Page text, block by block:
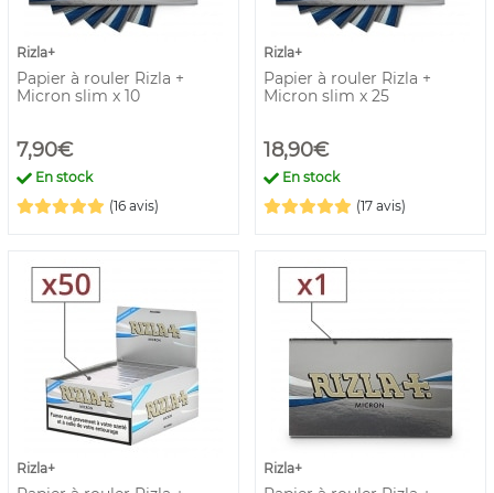
Rizla+
Papier à rouler Rizla +
Micron slim x 10
7,90€
En stock
(16 avis)
Rizla+
Papier à rouler Rizla +
Micron slim x 25
18,90€
En stock
(17 avis)
Rizla+ Rizla+